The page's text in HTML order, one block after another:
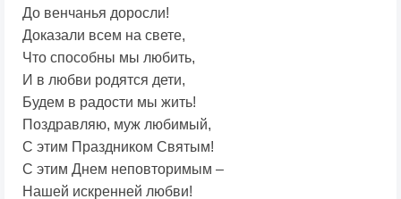
До венчанья доросли!
Доказали всем на свете,
Что способны мы любить,
И в любви родятся дети,
Будем в радости мы жить!
Поздравляю, муж любимый,
С этим Праздником Святым!
С этим Днем неповторимым –
Нашей искренней любви!